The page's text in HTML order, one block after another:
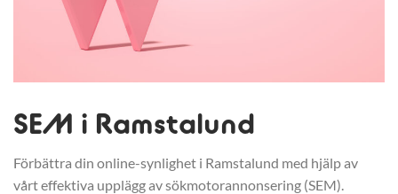
SEM i Ramstalund
Förbättra din online-synlighet i Ramstalund med hjälp av
vårt effektiva upplägg av sökmotorannonsering (SEM).